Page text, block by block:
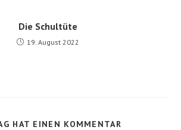
Die Schultüte
19. August 2022
HAT EINEN KOMMENTAR